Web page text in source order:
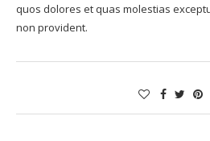
quos dolores et quas molestias
non provident.